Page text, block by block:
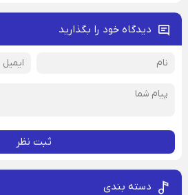
دیدگاه خود را بگذارید
ثبت نظر
دسته بندی